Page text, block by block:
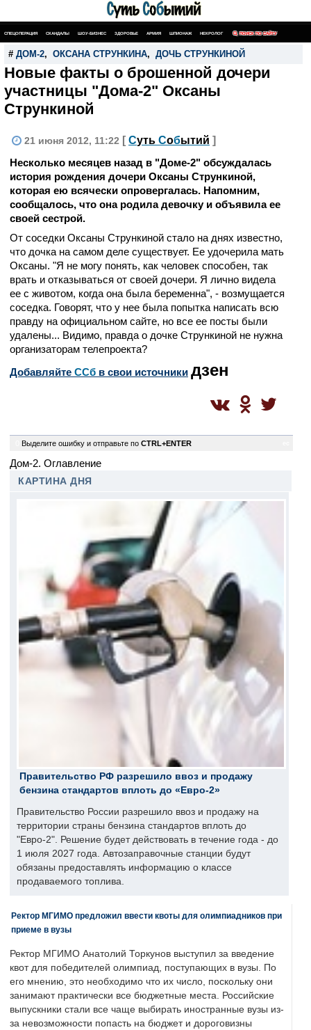
СПЕЦОПЕРАЦИЯ СКАНДАЛЫ ШОУ-БИЗНЕС ЗДОРОВЬЕ АРМИЯ ШПИОНАЖ НЕКРОЛОГ ПОИСК ПО САЙТУ
# ДОМ-2, ОКСАНА СТРУНКИНА, ДОЧЬ СТРУНКИНОЙ
Новые факты о брошенной дочери
участницы "Дома-2" Оксаны
Стрункиной
21 июня 2012, 11:22 [ Суть Событий ]
Несколько месяцев назад в "Доме-2" обсуждалась
история рождения дочери Оксаны Стрункиной,
которая ею всячески опровергалась. Напомним,
сообщалось, что она родила девочку и объявила ее
своей сестрой.
От соседки Оксаны Стрункиной стало на днях известно,
что дочка на самом деле существует. Ее удочерила мать
Оксаны. "Я не могу понять, как человек способен, так
врать и отказываться от своей дочери. Я лично видела
ее с животом, когда она была беременна", - возмущается
соседка. Говорят, что у нее была попытка написать всю
правду на официальном сайте, но все ее посты были
удалены... Видимо, правда о дочке Стрункиной не нужна
организаторам телепроекта?
Добавляйте CСб в свои источники дзен
Выделите ошибку и отправьте по CTRL+ENTER
Дом-2. Оглавление
КАРТИНА ДНЯ
Правительство РФ разрешило ввоз и продажу
бензина стандартов вплоть до «Евро-2»
Правительство России разрешило ввоз и продажу на
территории страны бензина стандартов вплоть до
"Евро-2". Решение будет действовать в течение года - до
1 июля 2027 года. Автозаправочные станции будут
обязаны предоставлять информацию о классе
продаваемого топлива.
Ректор МГИМО предложил ввести квоты для олимпиадников при
приеме в вузы
Ректор МГИМО Анатолий Торкунов выступил за введение
квот для победителей олимпиад, поступающих в вузы. По
его мнению, это необходимо что их число, поскольку они
занимают практически все бюджетные места. Российские
выпускники стали все чаще выбирать иностранные вузы из-
за невозможности попасть на бюджет и дороговизны